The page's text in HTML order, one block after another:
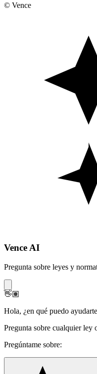
© Vence
Vence AI
Pregunta sobre leyes y
👋🏽
Hola, ¿en qué puedo
Pregunta sobre cualquier ley
Pregúntame sobre: